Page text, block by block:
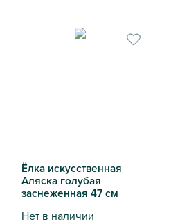
Ёлка искусственная
Аляска голубая
заснеженная 47 см
Нет в наличии